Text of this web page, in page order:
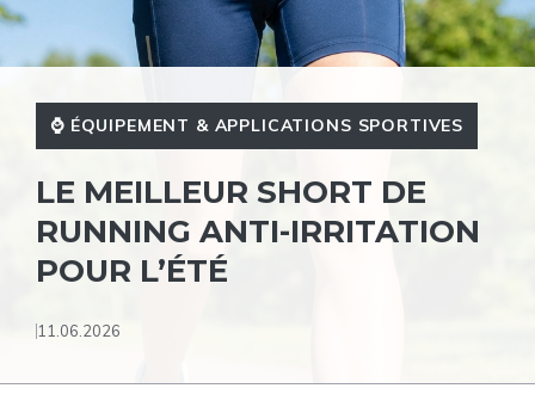
⌚️ ÉQUIPEMENT & APPLICATIONS SPORTIVES
LE MEILLEUR SHORT DE
RUNNING ANTI-IRRITATION
POUR L’ÉTÉ
11.06.2026